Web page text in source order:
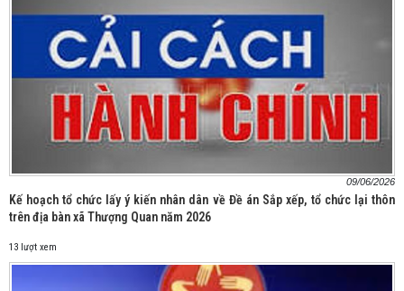
09/06/2026
Kế hoạch tổ chức lấy ý kiến nhân dân về Đề án Sắp xếp, tổ chức lại thôn
trên địa bàn xã Thượng Quan năm 2026
13 lượt xem